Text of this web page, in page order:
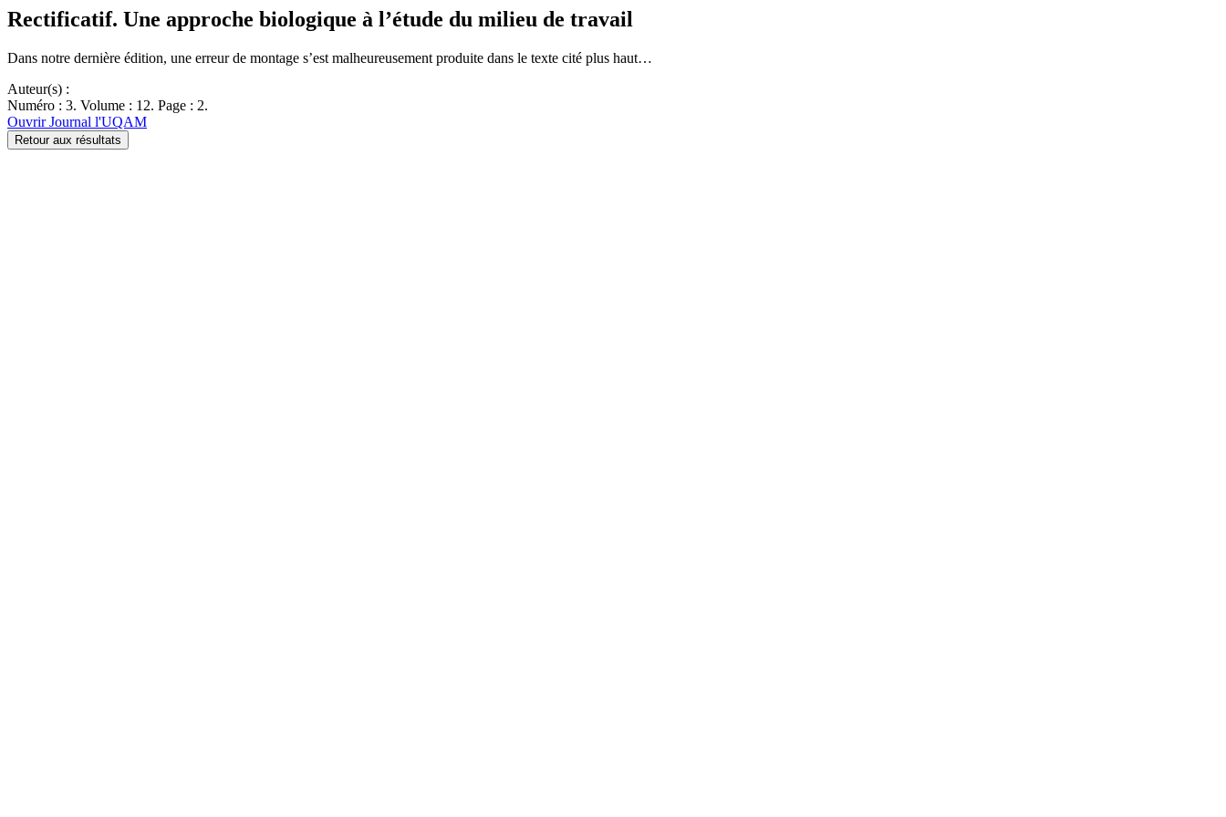
Rectificatif. Une approche biologique à l’étude du milieu de travail
Dans notre dernière édition, une erreur de montage s’est malheureusement produite dans le texte cité plus haut…
Auteur(s) :
Numéro : 3. Volume : 12. Page : 2.
Ouvrir Journal l'UQAM
Retour aux résultats